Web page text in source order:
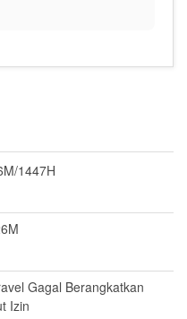
1447H
Gagal Berangkatkan
Izin